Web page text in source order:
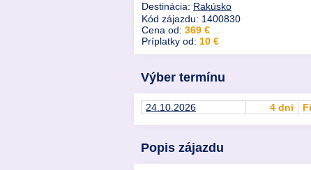
Destinácia: Rakúsko
Kód zájazdu: 1400830
Cena od: 369 €
Príplatky od: 10 €
Výber termínu
24.10.2026 4 dni
Popis zájazdu